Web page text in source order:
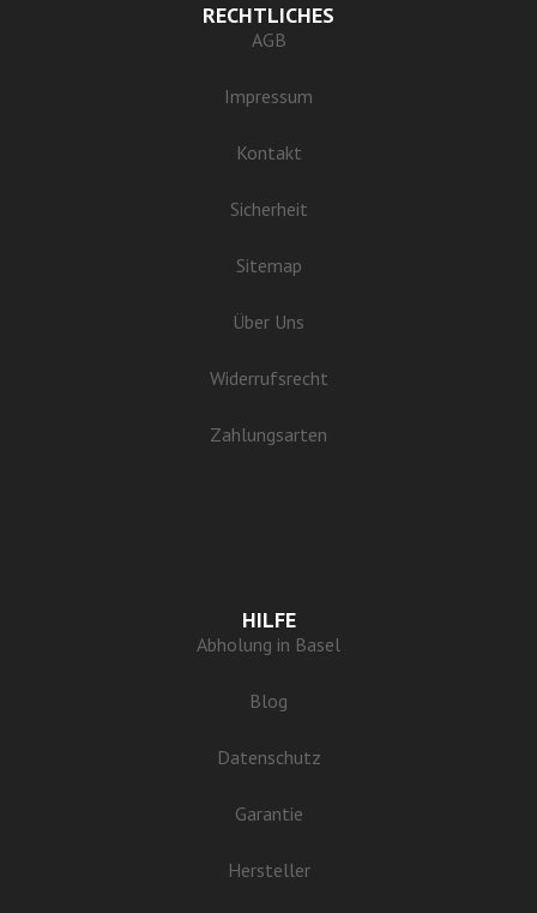
RECHTLICHES
AGB
Impressum
Kontakt
Sicherheit
Sitemap
Über Uns
Widerrufsrecht
Zahlungsarten
HILFE
Abholung in Basel
Blog
Datenschutz
Garantie
Hersteller